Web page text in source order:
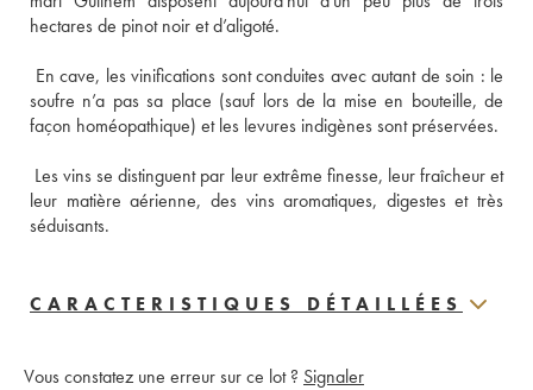
En cave, les vinifications sont conduites avec autant de soin : le
soufre n’a pas sa place (sauf lors de la mise en bouteille, de
Les vins se distinguent par leur extrême finesse, leur fraîcheur et
leur matière aérienne, des vins aromatiques, digestes et très
séduisants.
CARACTERISTIQUES DÉTAILLÉES
Vous constatez une erreur sur ce lot ? Signaler